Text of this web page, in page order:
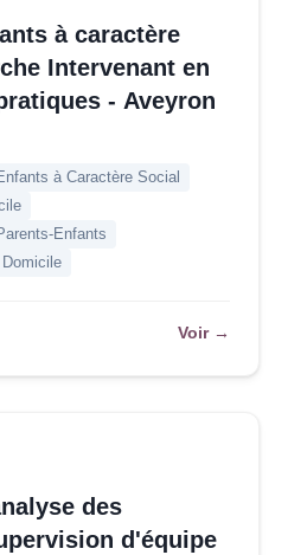
à caractère
Intervenant en
- Aveyron
à Caractère Social
Enfants
Voir →
des
d'équipe